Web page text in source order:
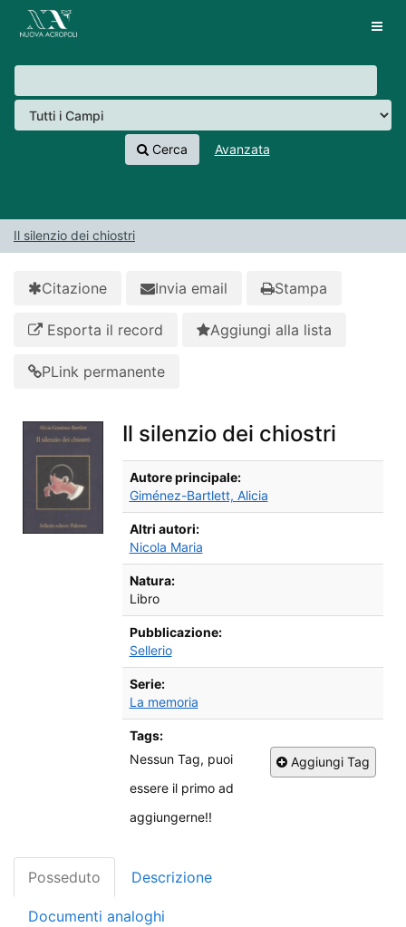
Salta al contenuto
VuFind
Cerca Avanzata
Il silenzio dei chiostri
Citazione Invia email Stampa
Esporta il record Aggiungi alla lista
PLink permanente
Il silenzio dei chiostri
Dettagli Bibliografici
Autore principale:
Giménez-Bartlett, Alicia
Altri autori:
Nicola Maria
Natura:
Libro
Pubblicazione:
Sellerio
Serie:
La memoria
Tags:
Aggiungi Tag
Nessun Tag, puoi
essere il primo ad
aggiungerne!!
Posseduto Descrizione
Documenti analoghi